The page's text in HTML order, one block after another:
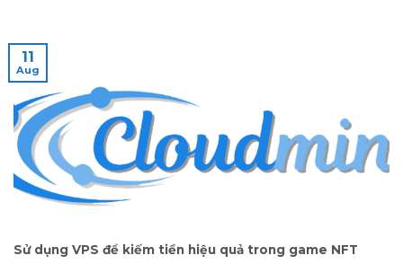
Sử dụng VPS để kiếm tiền hiệu quả trong game NFT
11
Aug